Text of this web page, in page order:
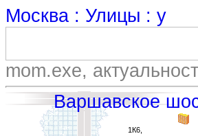
Москва : Улицы : у
mom.exe,
Варшавское
1К6,